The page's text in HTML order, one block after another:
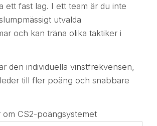
ett fast lag. I ett team är du inte
utvalda
och kan träna olika taktiker i
den individuella vinstfrekvensen,
till fler poäng och snabbare
om CS2-poängsystemet